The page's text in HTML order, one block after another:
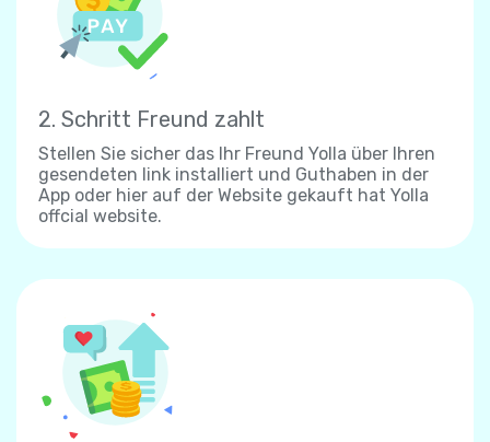
2. Schritt Freund zahlt
Stellen Sie sicher das Ihr Freund Yolla über Ihren
gesendeten link installiert und Guthaben in der
App oder hier auf der Website gekauft hat Yolla
offcial website.